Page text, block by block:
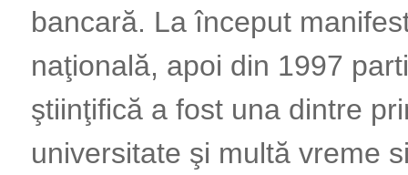
bancară. La început
naţională, apoi din 1997
ştiinţifică a fost una dintre
universitate şi multă vreme